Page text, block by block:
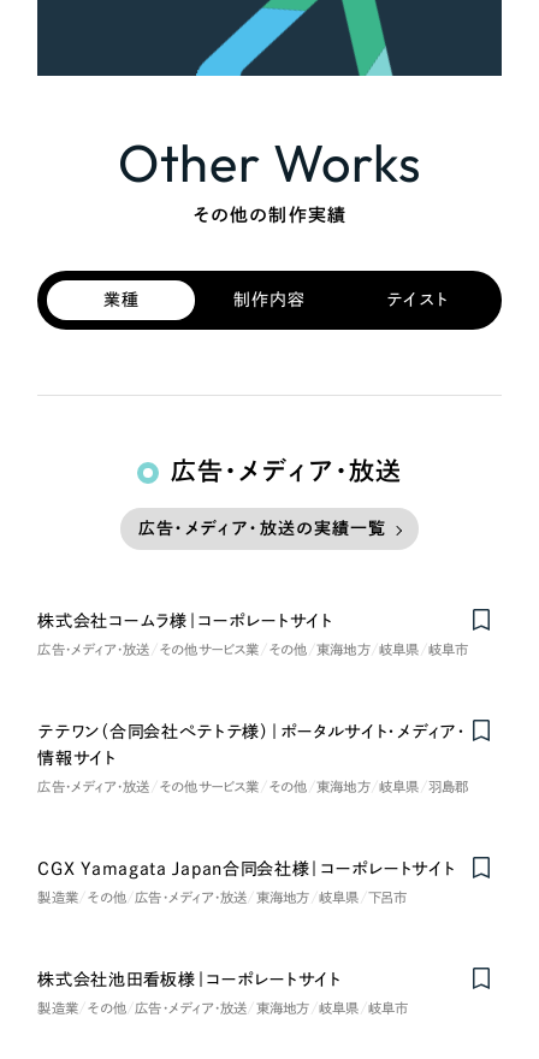
Other Works
その他の制作実績
業種 制作内容 テイスト
広告・メディア・放送
広告・メディア・放送の実績一覧
株式会社コームラ様｜コーポレートサイト
広告・メディア・放送 その他サービス業 その他 東海地方 岐阜県 岐阜市
テテワン（合同会社ぺテトテ様）｜ポータルサイト・メディア・
情報サイト
広告・メディア・放送 その他サービス業 その他 東海地方 岐阜県 羽島郡
CGX Yamagata Japan合同会社様｜コーポレートサイト
製造業 その他 広告・メディア・放送 東海地方 岐阜県 下呂市
株式会社池田看板様｜コーポレートサイト
製造業 その他 広告・メディア・放送 東海地方 岐阜県 岐阜市